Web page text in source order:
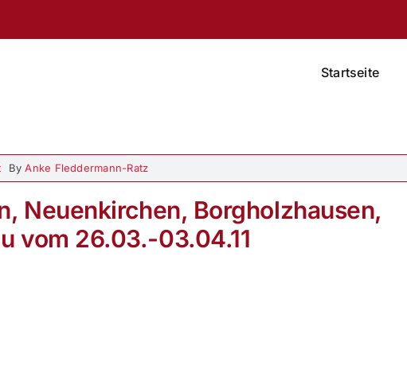
Startseite
ByAnke Fleddermann-Ratz
Neuenkirchen, Borgholzhausen,
vom 26.03.-03.04.11